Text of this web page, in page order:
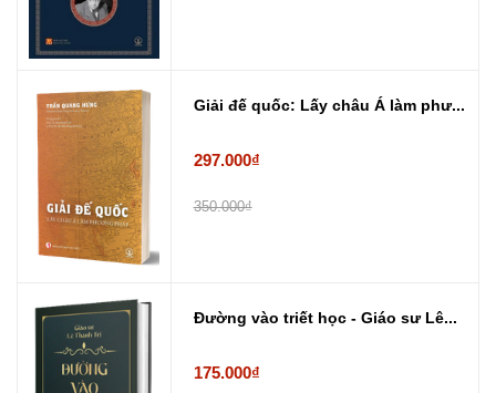
Giải đế quốc: Lấy châu Á làm phư...
297.000₫
350.000₫
Đường vào triết học - Giáo sư Lê...
175.000₫